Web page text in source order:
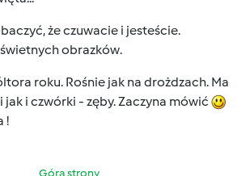
że czuwacie i jesteście.
obrazków.
roku. Rośnie jak na drożdzach. Ma
i czwórki - zęby. Zaczyna mówić
!
Góra strony